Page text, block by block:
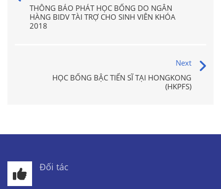
THÔNG BÁO PHÁT HỌC BỔNG DO NGÂN
HÀNG BIDV TÀI TRỢ CHO SINH VIÊN KHÓA
2018
Next
HỌC BỔNG BẬC TIẾN SĨ TẠI HONGKONG
(HKPFS)
Đối tác